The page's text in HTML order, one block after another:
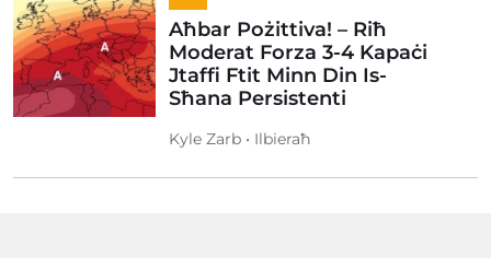
Aħbar Pożittiva! – Riħ
Moderat Forza 3-4 Kapaċi
Jtaffi Ftit Minn Din Is-
Sħana Persistenti
Kyle Zarb • Ilbieraħ